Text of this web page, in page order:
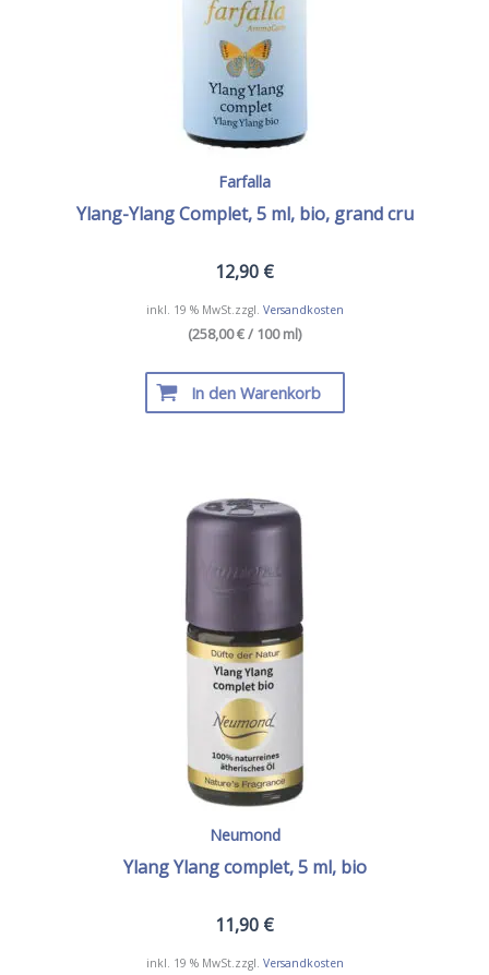
Farfalla
Ylang-Ylang Complet, 5 ml, bio, grand cru
12,90 €
inkl. 19 % MwSt.zzgl. Versandkosten
(258,00 € / 100 ml)
In den Warenkorb
Neumond
Ylang Ylang complet, 5 ml, bio
11,90 €
inkl. 19 % MwSt.zzgl. Versandkosten